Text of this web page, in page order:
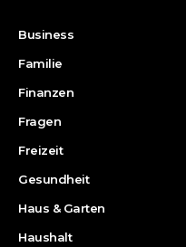
Business
Familie
Finanzen
Fragen
Freizeit
Gesundheit
Haus & Garten
Haushalt